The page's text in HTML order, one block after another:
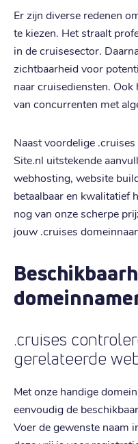
Er zijn diverse redenen
te kiezen. Het straalt
in de cruisesector.
zichtbaarheid voor
naar cruisediensten.
van concurrenten met
Naast voordelige
Site.nl uitstekende
webhosting, website
betaalbaar en kwalitatief
nog van onze scherpe
jouw .cruises
.cruises
gerelateerde
Met onze handige
eenvoudig de
Voer de gewenste naam